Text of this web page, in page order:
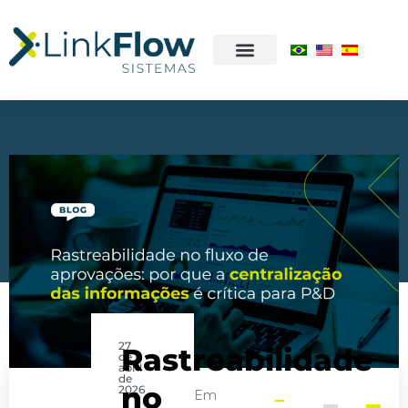
27
de
abril
de
2026
Rastreabilidade
no
Em